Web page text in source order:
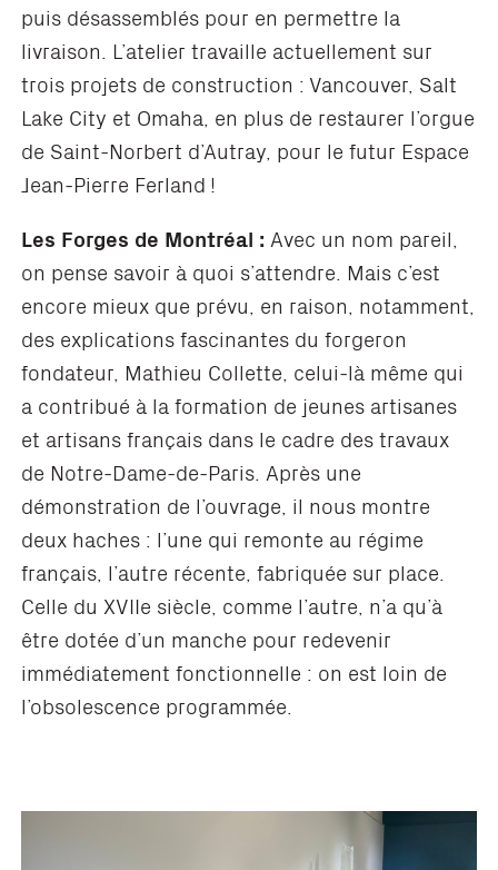
puis désassemblés pour en permettre la
livraison. L’atelier travaille actuellement sur
trois projets de construction : Vancouver, Salt
Lake City et Omaha, en plus de restaurer l’orgue
de Saint-Norbert d’Autray, pour le futur Espace
Jean-Pierre Ferland !
Les Forges de Montréal : Avec un nom pareil,
on pense savoir à quoi s’attendre. Mais c’est
encore mieux que prévu, en raison, notamment,
des explications fascinantes du forgeron
fondateur, Mathieu Collette, celui-là même qui
a contribué à la formation de jeunes artisanes
et artisans français dans le cadre des travaux
de Notre-Dame-de-Paris. Après une
démonstration de l’ouvrage, il nous montre
deux haches : l’une qui remonte au régime
français, l’autre récente, fabriquée sur place.
Celle du XVIIe siècle, comme l’autre, n’a qu’à
être dotée d’un manche pour redevenir
immédiatement fonctionnelle : on est loin de
l’obsolescence programmée.